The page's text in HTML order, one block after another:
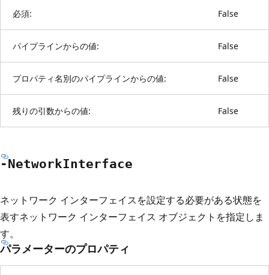
必須: False
パイプラインからの値: False
プロパティ名別のパイプラインからの値: False
残りの引数からの値: False
-NetworkInterface
ネットワーク インターフェイスを設定する必要がある状態を
表すネットワーク インターフェイス オブジェクトを指定しま
す。
パラメーターのプロパティ